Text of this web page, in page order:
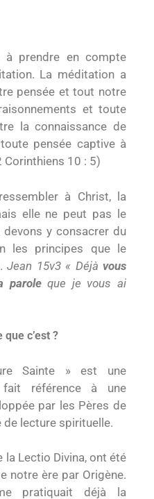
à prendre en compte
La méditation a
pensée et tout notre
et toute
la connaissance de
pensée captive à
Corinthiens 10 : 5)
à Christ, la
elle ne peut pas le
y consacrer du
les principes que le
Jean 15v3 « Déjà vous
paroleque je vous ai
que c’est ?
Sainte » est une
référence à une
par les Pères de
de lecture spirituelle.
la Lectio Divina, ont été
notre ère par Origène.
pratiquait déjà la